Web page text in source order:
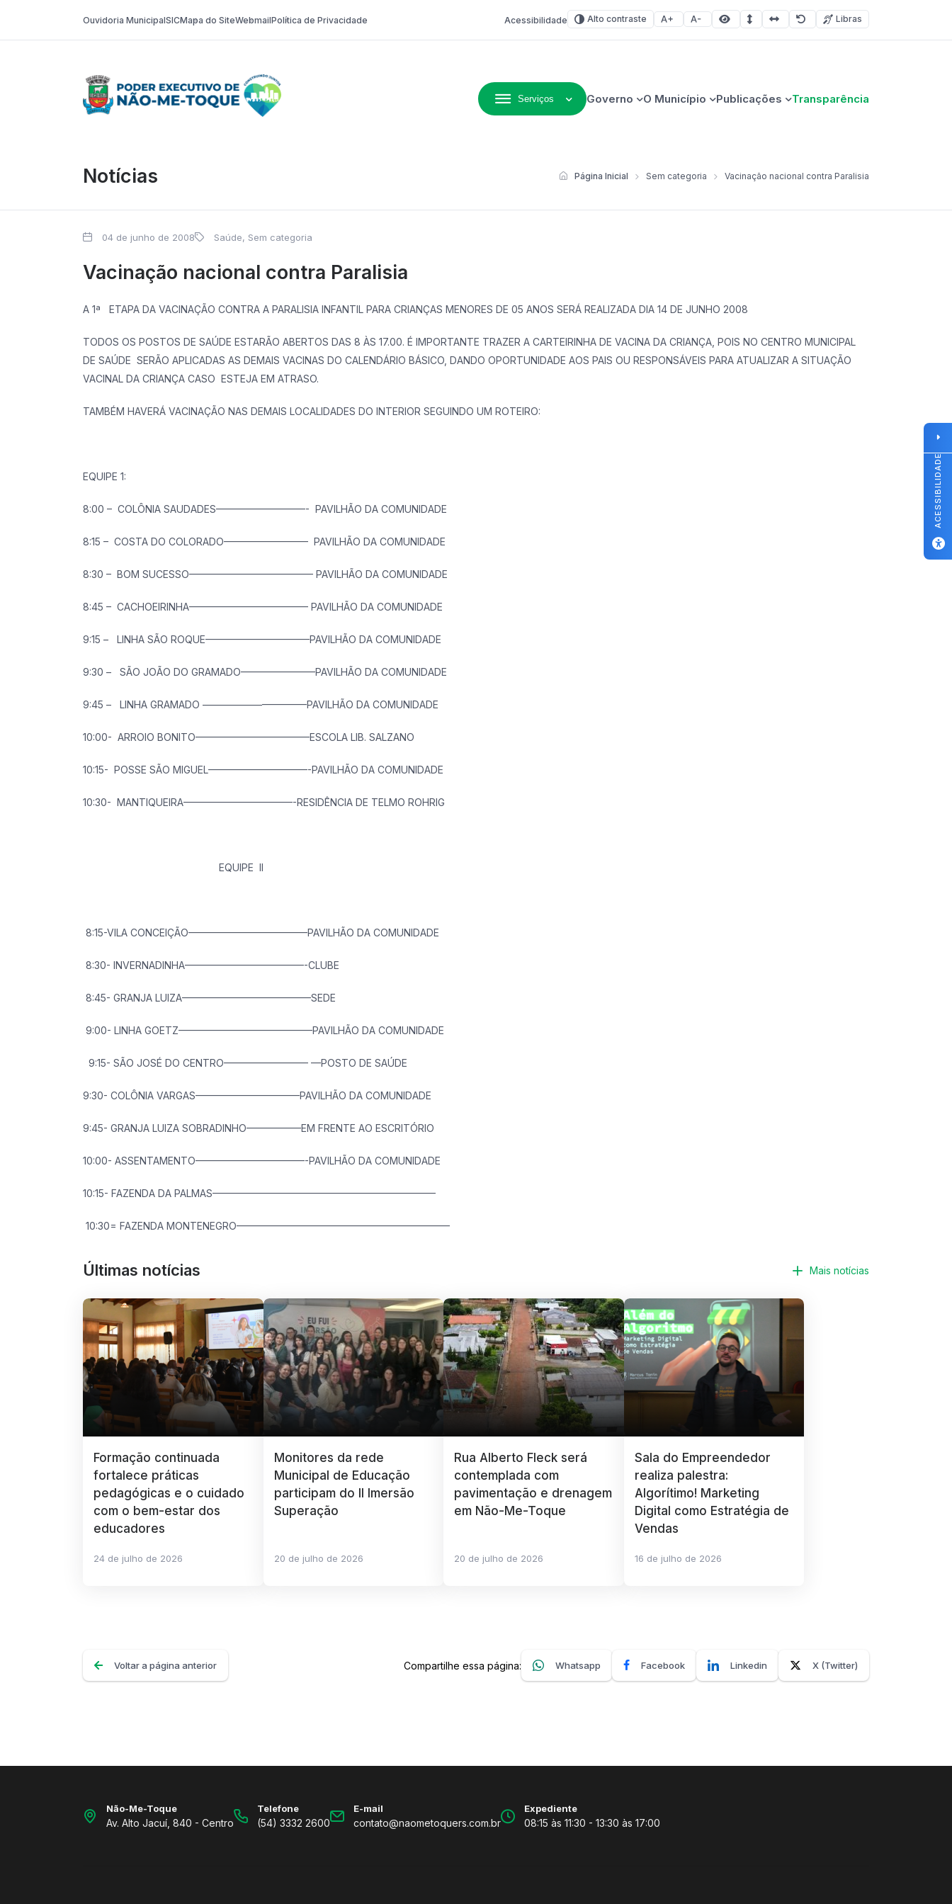
Ouvidoria MunicipalSICMapa do SiteWebmailPolítica de Privacidade Acessibilidade Alto contraste Aumentar fonte
Diminuir fonteÁrea selecionada
Espaçamento de linha
Espaço dos caracteres
RedefinirLibras
Serviços Governo O Município Publicações Transparência
Notícias Página Inicial Sem categoria Vacinação nacional contra Paralisia
04 de junho de 2008 Saúde, Sem categoria
Vacinação nacional contra Paralisia
A 1ª ETAPA DA VACINAÇÃO CONTRA A PARALISIA INFANTIL PARA CRIANÇAS MENORES DE 05 ANOS SERÁ REALIZADA DIA 14 DE JUNHO 2008
TODOS OS POSTOS DE SAÚDE ESTARÃO ABERTOS DAS 8 ÀS 17.00. É IMPORTANTE TRAZER A CARTEIRINHA DE VACINA DA CRIANÇA, POIS NO CENTRO MUNICIPAL
DE SAÚDE SERÃO APLICADAS AS DEMAIS VACINAS DO CALENDÁRIO BÁSICO, DANDO OPORTUNIDADE AOS PAIS OU RESPONSÁVEIS PARA ATUALIZAR A SITUAÇÃO
VACINAL DA CRIANÇA CASO ESTEJA EM ATRASO.
TAMBÉM HAVERÁ VACINAÇÃO NAS DEMAIS LOCALIDADES DO INTERIOR SEGUINDO UM ROTEIRO:
EQUIPE 1:
8:00 – COLÔNIA SAUDADES—————————- PAVILHÃO DA COMUNIDADE
8:15 – COSTA DO COLORADO————————– PAVILHÃO DA COMUNIDADE
8:30 – BOM SUCESSO————————————– PAVILHÃO DA COMUNIDADE
8:45 – CACHOEIRINHA———————————— PAVILHÃO DA COMUNIDADE
9:15 – LINHA SÃO ROQUE——————————–PAVILHÃO DA COMUNIDADE
9:30 – SÃO JOÃO DO GRAMADO———————–PAVILHÃO DA COMUNIDADE
9:45 – LINHA GRAMADO ——————————–PAVILHÃO DA COMUNIDADE
10:00- ARROIO BONITO———————————–ESCOLA LIB. SALZANO
10:15- POSSE SÃO MIGUEL——————————-PAVILHÃO DA COMUNIDADE
10:30- MANTIQUEIRA———————————-RESIDÊNCIA DE TELMO ROHRIG
EQUIPE II
8:15-VILA CONCEIÇÃO————————————PAVILHÃO DA COMUNIDADE
8:30- INVERNADINHA————————————-CLUBE
8:45- GRANJA LUIZA—————————————SEDE
9:00- LINHA GOETZ—————————————–PAVILHÃO DA COMUNIDADE
9:15- SÃO JOSÉ DO CENTRO————————– —POSTO DE SAÚDE
9:30- COLÔNIA VARGAS——————————–PAVILHÃO DA COMUNIDADE
9:45- GRANJA LUIZA SOBRADINHO—————–EM FRENTE AO ESCRITÓRIO
10:00- ASSENTAMENTO———————————-PAVILHÃO DA COMUNIDADE
10:15- FAZENDA DA PALMAS——————————————————————–
10:30= FAZENDA MONTENEGRO—————————————————————–
Últimas notícias Mais notícias
Formação continuada
fortalece práticas
pedagógicas e o cuidado
com o bem-estar dos
educadores
24 de julho de 2026
Monitores da rede
Municipal de Educação
participam do II Imersão
Superação
20 de julho de 2026
Rua Alberto Fleck será
contemplada com
pavimentação e drenagem
em Não-Me-Toque
20 de julho de 2026
Sala do Empreendedor
realiza palestra:
Algorítimo! Marketing
Digital como Estratégia de
Vendas
16 de julho de 2026
Voltar a página anterior Compartilhe essa página: Whatsapp Facebook Linkedin X (Twitter)
Não-Me-Toque
Av. Alto Jacuí, 840 - Centro
Telefone
(54) 3332 2600
E-mail
contato@naometoquers.com.br
Expediente
08:15 às 11:30 - 13:30 às 17:00
ACESSIBILIDADE